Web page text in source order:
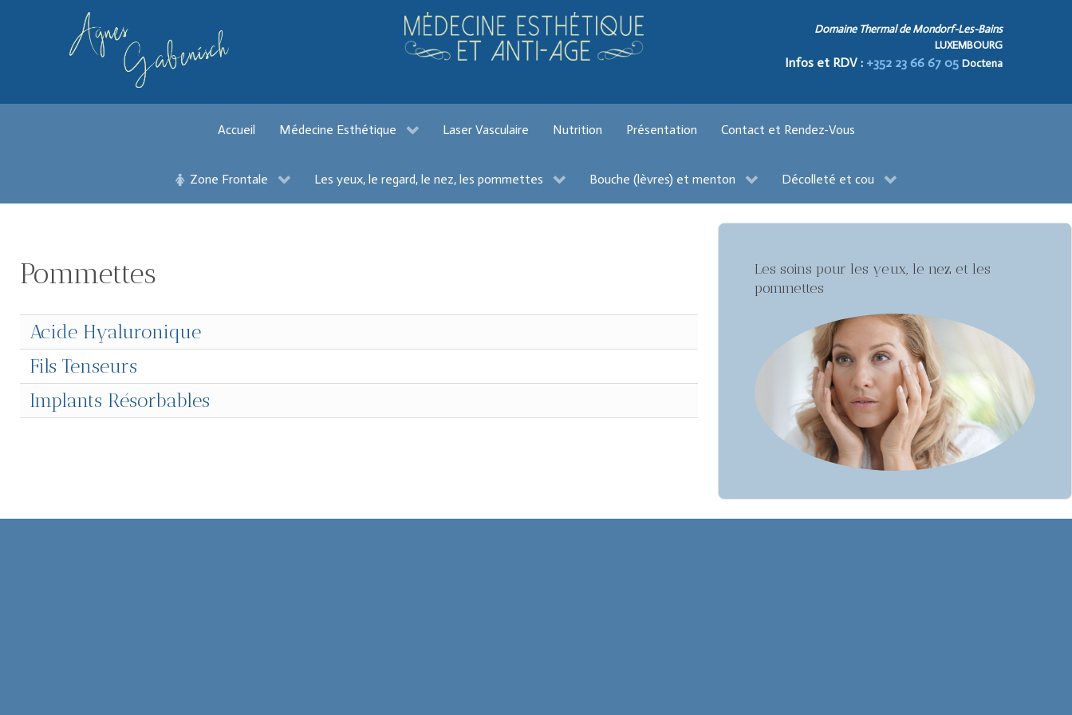
Domaine Thermal de Mondorf-Les-Bains
LUXEMBOURG
Infos et RDV : +352 23 66 67 05 Doctena
Accueil Médecine Esthétique Laser Vasculaire Nutrition Présentation Contact et Rendez-Vous
Zone Frontale Les yeux, le regard, le nez, les pommettes Bouche (lèvres) et menton Décolleté et cou
Pommettes
Acide Hyaluronique
Fils Tenseurs
Implants Résorbables
Les soins pour les yeux, le nez et les
pommettes